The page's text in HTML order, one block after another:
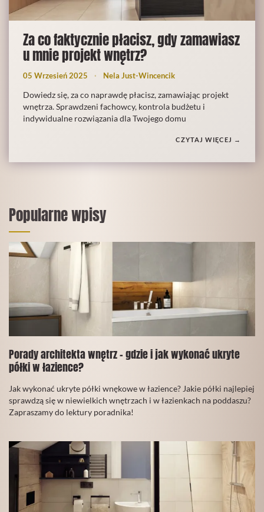
Za co faktycznie płacisz, gdy zamawiasz
u mnie projekt wnętrz?
05 Wrzesień 2025 Nela Just-Wincencik
Dowiedz się, za co naprawdę płacisz, zamawiając projekt
wnętrza. Sprawdzeni fachowcy, kontrola budżetu i
indywidualne rozwiązania dla Twojego domu
CZYTAJ WIĘCEJ
Popularne wpisy
Porady architekta wnętrz - gdzie i jak wykonać ukryte
półki w łazience?
Wrzesień
2021
Jak wykonać ukryte półki wnękowe w łazience? Jakie półki najlepiej
sprawdzą się w niewielkich wnętrzach i w łazienkach na poddaszu?
Zapraszamy do lektury poradnika!
WIĘCEJ